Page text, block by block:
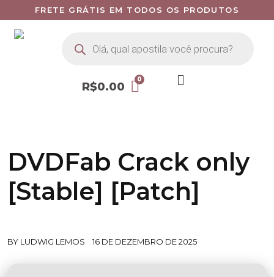
FRETE GRÁTIS EM TODOS OS PRODUTOS
R$0.00
DVDFab Crack only
[Stable] [Patch]
BY LUDWIG LEMOS 16 DE DEZEMBRO DE 2025